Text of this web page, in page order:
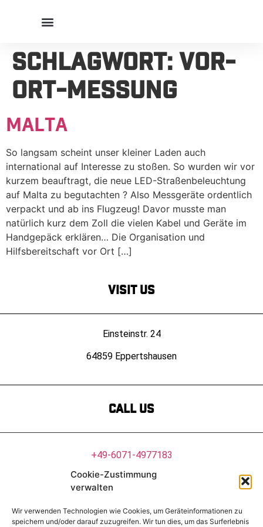
Cookie-Zustimmung
verwalten
Wir verwenden Technologien wie Cookies, um Geräteinformationen zu
speichern und/oder darauf zuzugreifen. Wir tun dies, um das Surferlebnis
Schlagwort: Vor-
Ort-Messung
Malta
So langsam scheint unser kleiner Laden auch
international auf Interesse zu stoßen. So wurden wir vor
kurzem beauftragt, die neue LED-Straßenbeleuchtung
auf Malta zu begutachten ? Also Messgeräte ordentlich
verpackt und ab ins Flugzeug! Davor musste man
natürlich kurz dem Zoll die vielen Kabel und Geräte im
Handgepäck erklären… Die Organisation und
Hilfsbereitschaft vor Ort […]
Visit Us
Einsteinstr. 24
64859 Eppertshausen
Call us
+49-6071-4977183
photometrik@photometrik.de